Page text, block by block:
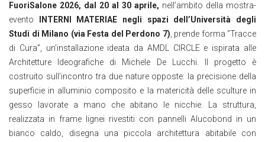
o
n
o
n
FuoriSalone 2026, dal 20 al 30 aprile, nell’ambito della mostra-
evento
INTERNI MATERIAE negli spazi dell’Università degli
Studi di Milano (via Festa del Perdono 7) , prende forma “Tracce
di Cura”, un’installazione ideata da AMDL CIRCLE e ispirata alle
Architetture Ideografiche di Michele De Lucchi. Il progetto è
costruito sull’incontro tra due nature opposte: la precisione della
superficie in alluminio composito e la matericità delle sculture in
gesso lavorate a mano che abitano le nicchie. La struttura,
realizzata in frame lignei rivestiti con pannelli Alucobond in un
bianco caldo, disegna una piccola architettura abitabile con